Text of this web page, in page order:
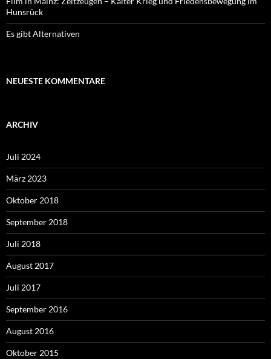
Hunsrück
Es gibt Alternativen
NEUESTE KOMMENTARE
ARCHIV
Juli 2024
März 2023
Oktober 2018
September 2018
Juli 2018
August 2017
Juli 2017
September 2016
August 2016
Oktober 2015